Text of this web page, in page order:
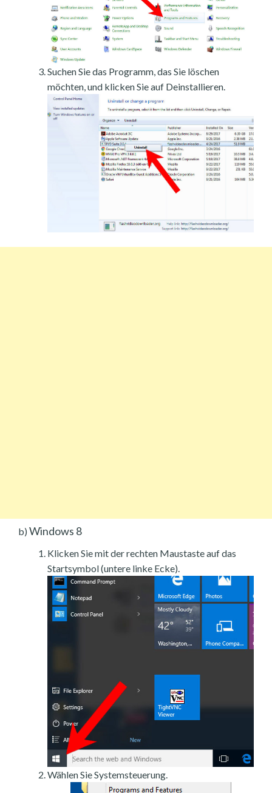
Suchen Sie das Programm, das Sie löschen
möchten, und klicken Sie auf Deinstallieren.
b) Windows 8
Klicken Sie mit der rechten Maustaste auf das
Startsymbol (untere linke Ecke).
Wählen Sie Systemsteuerung.